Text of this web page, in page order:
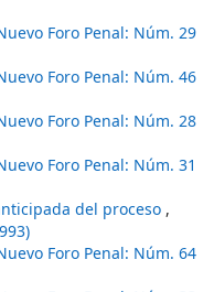
Foro Penal: Núm. 29
Foro Penal: Núm. 46
Foro Penal: Núm. 28
Foro Penal: Núm. 31
del proceso ,
Foro Penal: Núm. 64